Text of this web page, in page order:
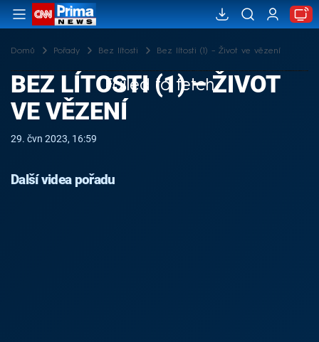
Domů Pořady Bez lítosti Bez lítosti (1) – Život ve vězení
Failed to fetch
BEZ LÍTOSTI (1) – ŽIVOT
VE VĚZENÍ
29. čvn 2023, 16:59
Další videa pořadu